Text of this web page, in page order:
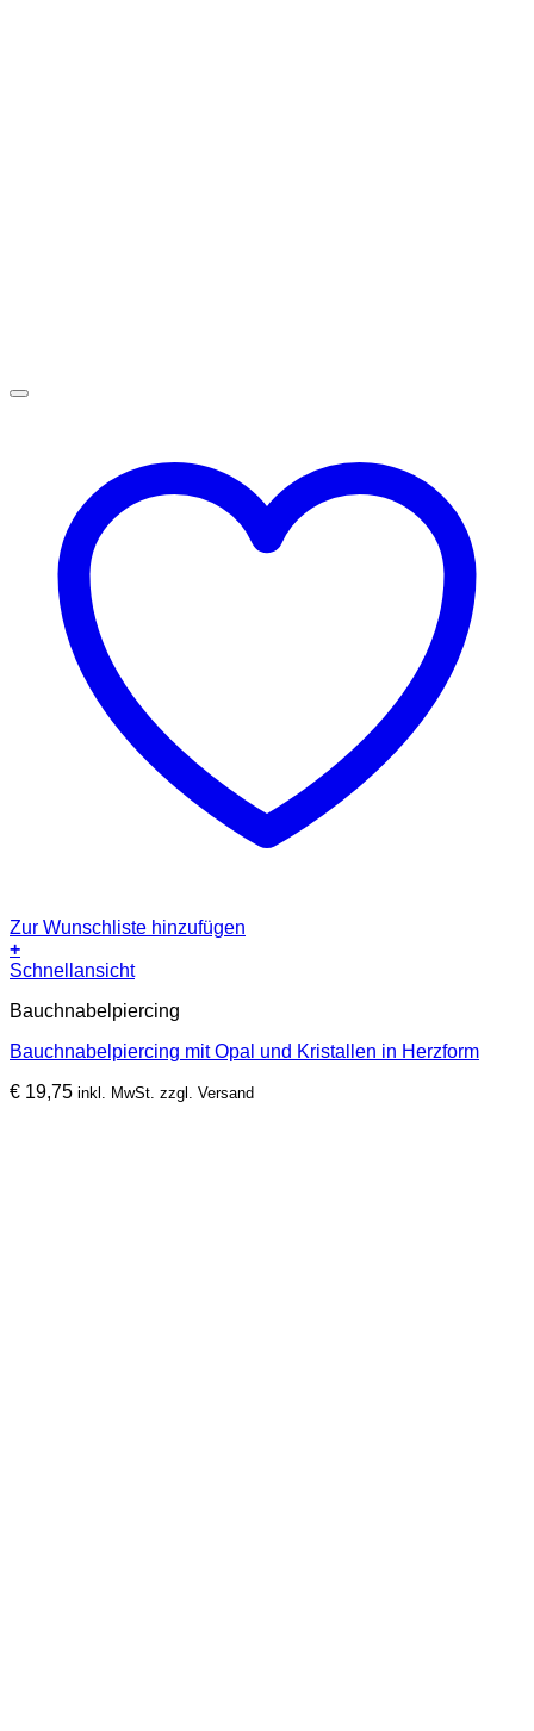
Zur Wunschliste hinzufügen
+
Schnellansicht
Bauchnabelpiercing
Bauchnabelpiercing mit Opal und Kristallen in Herzform
€ 19,75 inkl. MwSt. zzgl. Versand